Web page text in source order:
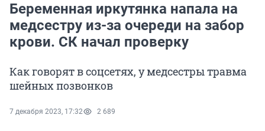
Беременная иркутянка напала на
медсестру из-за очереди на забор
крови. СК начал проверку
Как говорят в соцсетях, у медсестры травма
шейных позвонков
7 декабря 2023, 17:32 2 689